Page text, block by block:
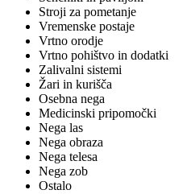
Stroji za pometanje
Vremenske postaje
Vrtno orodje
Vrtno pohištvo in dodatki
Zalivalni sistemi
Žari in kurišča
Osebna nega
Medicinski pripomočki
Nega las
Nega obraza
Nega telesa
Nega zob
Ostalo